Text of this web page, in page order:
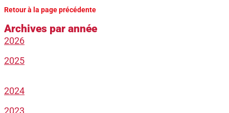
Retour à la page précédente
Archives par année
2026
2025
2024
2023